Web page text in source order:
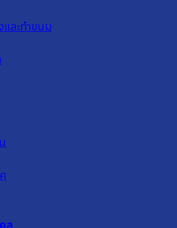
ละทำขนม